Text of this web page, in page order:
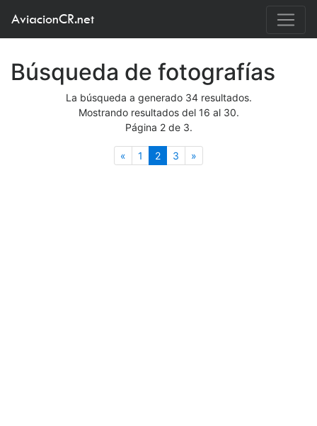
AviacionCR.net
Búsqueda de fotografías
La búsqueda a generado 34 resultados.
Mostrando resultados del 16 al 30.
Página 2 de 3.
« Anterior
1 2(actual)
3 »